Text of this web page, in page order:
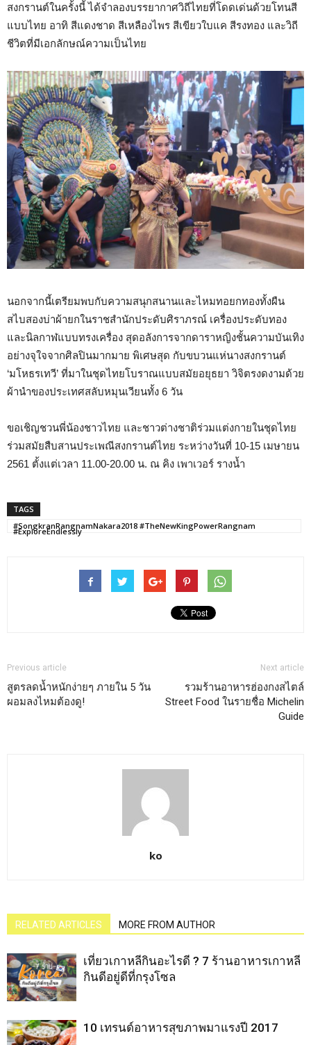
สงกรานต์ในครั้งนี้ ได้จำลองบรรยากาศวิถีไทยที่โดดเด่นด้วยโทนสี
แบบไทย อาทิ สีแดงชาด สีเหลืองไพร สีเขียวใบแค สีรงทอง และวิถี
ชีวิตที่มีเอกลักษณ์ความเป็นไทย
นอกจากนี้เตรียมพบกับความสนุกสนานและไหมทอยกทองทั้งผืน
สไบสองบ่าผ้ายกในราชสำนักประดับศิราภรณ์ เครื่องประดับทอง
และนิลกาฬแบบทรงเครื่อง สุดอลังการจากดาราหญิงชั้นความบันเทิง
อย่างจุใจจากศิลปินมากมาย พิเศษสุด กับขบวนแห่นางสงกรานต์
‘มโหธรเทวี’ ที่มาในชุดไทยโบราณแบบสมัยอยุธยา วิจิตรงดงามด้วย
ผ้านำของประเทศสลับหมุนเวียนทั้ง 6 วัน
ขอเชิญชวนพี่น้องชาวไทย และชาวต่างชาติร่วมแต่งกายในชุดไทย
ร่วมสมัยสืบสานประเพณีสงกรานต์ไทย ระหว่างวันที่ 10-15 เมษายน
2561 ตั้งแต่เวลา 11.00-20.00 น. ณ คิง เพาเวอร์ รางน้ำ
TAGS
#SongkranRangnamNakara2018 #TheNewKingPowerRangnam
#ExploreEndlessly
Previous article
สูตรลดน้ำหนักง่ายๆ ภายใน 5 วัน
ผอมลงไหมต้องดู!
Next article
รวมร้านอาหารฮ่องกงสไตล์
Street Food ในรายชื่อ Michelin
Guide
ko
RELATED ARTICLES MORE FROM AUTHOR
เที่ยวเกาหลีกินอะไรดี ? 7 ร้านอาหารเกาหลี
กินดีอยู่ดีที่กรุงโซล
10 เทรนด์อาหารสุขภาพมาแรงปี 2017